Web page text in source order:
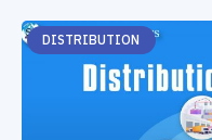
DISTRIBUTION